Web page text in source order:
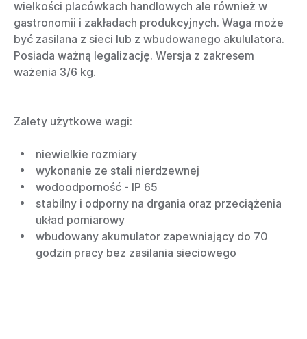
wielkości placówkach handlowych ale również w
gastronomii i zakładach produkcyjnych. Waga może
być zasilana z sieci lub z wbudowanego akululatora.
Posiada ważną legalizację. Wersja z zakresem
ważenia 3/6 kg.
Zalety użytkowe wagi:
niewielkie rozmiary
wykonanie ze stali nierdzewnej
wodoodporność - IP 65
stabilny i odporny na drgania oraz przeciążenia
układ pomiarowy
wbudowany akumulator zapewniający do 70
godzin pracy bez zasilania sieciowego